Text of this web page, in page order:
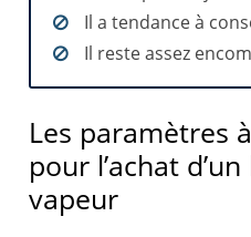
Il a tendance à
Il reste assez
Les paramètres
pour l’achat
vapeur